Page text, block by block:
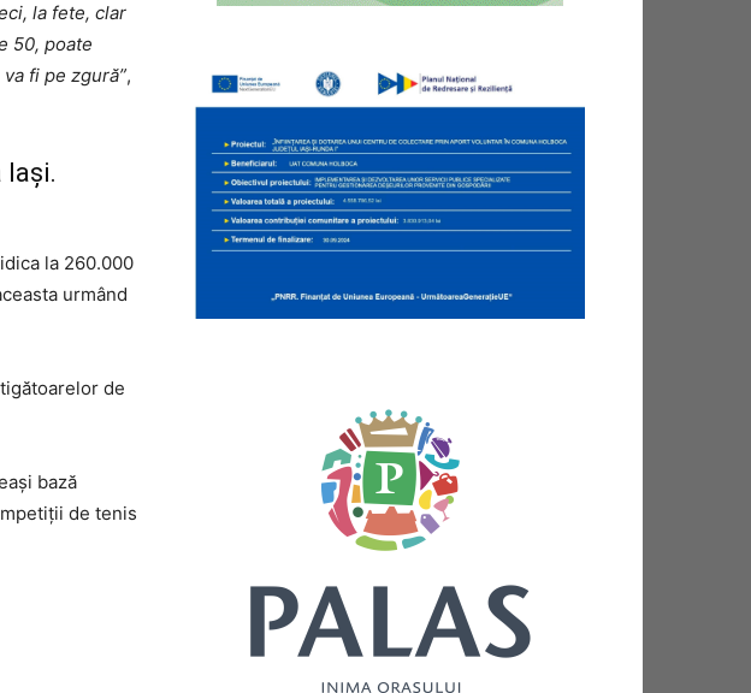
la fete, clar
50, poate
fi pe zgură”,
la 260.000
urmând
de
bază
de tenis